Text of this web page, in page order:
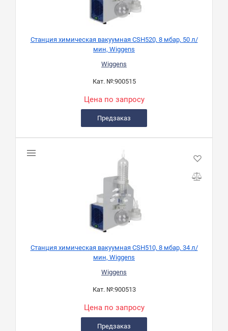
Станция химическая вакуумная CSH520, 8 мбар, 50 л/
мин, Wiggens
Wiggens
Кат. №:900515
Цена по запросу
Предзаказ
Станция химическая вакуумная CSH510, 8 мбар, 34 л/
мин, Wiggens
Wiggens
Кат. №:900513
Цена по запросу
Предзаказ